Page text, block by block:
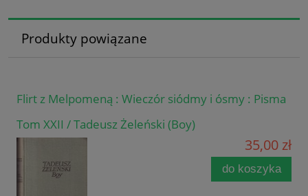
Produkty powiązane
Flirt z Melpomeną : Wieczór siódmy i ósmy : Pisma
Tom XXII / Tadeusz Żeleński (Boy)
35,00 zł
do koszyka